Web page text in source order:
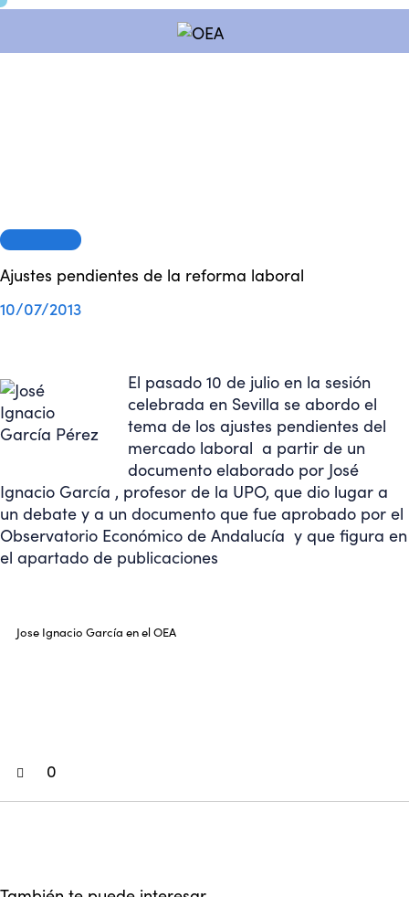
Ajustes pendientes de la reforma laboral
10/07/2013
El pasado 10 de julio en la sesión
celebrada en Sevilla se abordo el
tema de los ajustes pendientes del
mercado laboral a partir de un
documento elaborado por José
Ignacio García , profesor de la UPO, que dio lugar a
un debate y a un documento que fue aprobado por el
Observatorio Económico de Andalucía y que figura en
el apartado de publicaciones
Jose Ignacio García en el OEA
0